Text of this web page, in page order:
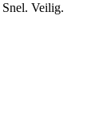
Veilig.